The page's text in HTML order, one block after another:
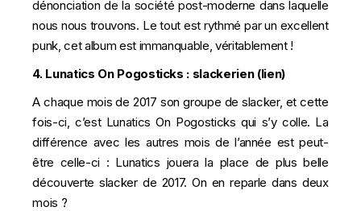
dénonciation de la société post-moderne dans laquelle
nous nous trouvons. Le tout est rythmé par un excellent
punk, cet album est immanquable, véritablement !
4. Lunatics On Pogosticks : slackerien (lien)
A chaque mois de 2017 son groupe de slacker, et cette
fois-ci, c’est Lunatics On Pogosticks qui s’y colle. La
différence avec les autres mois de l’année est peut-
être celle-ci : Lunatics jouera la place de plus belle
découverte slacker de 2017. On en reparle dans deux
mois ?